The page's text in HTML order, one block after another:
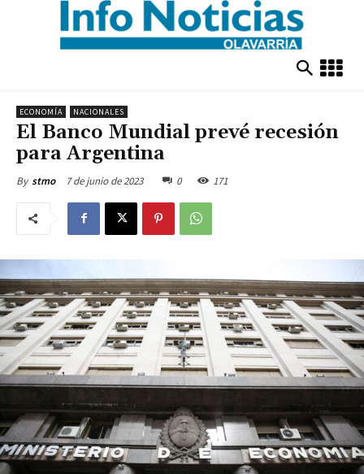
ECONOMÍA NACIONALES
El Banco Mundial prevé recesión
para Argentina
By stmo 7 de junio de 2023 0 171